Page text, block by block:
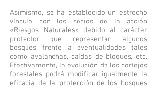
Asimismo, se ha establecido un estrecho
vínculo con los socios de la acción
«Riesgos Naturales» debido al carácter
protector que representan algunos
bosques frente a eventualidades tales
como avalanchas, caídas de bloques, etc.
Efectivamente, la evolución de los cortejos
forestales podrá modificar igualmente la
eficacia de la protección de los bosques